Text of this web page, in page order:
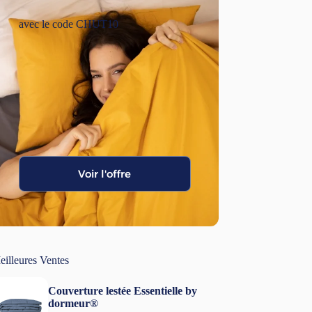
avec le code CHUT10
Voir l'offre
Ventes
Couverture lestée Essentielle by
dormeur®